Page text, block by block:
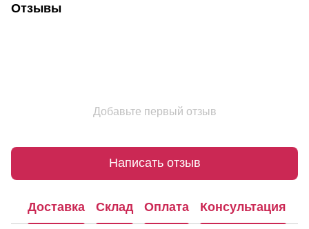
Отзывы
Добавьте первый отзыв
Написать отзыв
Доставка Склад Оплата Консультация